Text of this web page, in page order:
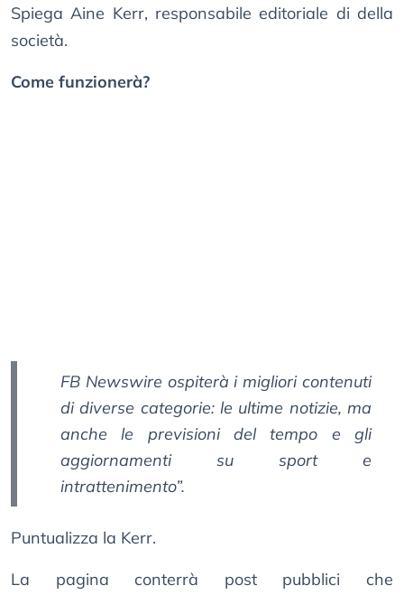
Spiega Aine Kerr, responsabile editoriale di della
società.
Come funzionerà?
FB Newswire ospiterà i migliori contenuti
di diverse categorie: le ultime notizie, ma
anche le previsioni del tempo e gli
aggiornamenti su sport e
intrattenimento”.
Puntualizza la Kerr.
La pagina conterrà post pubblici che